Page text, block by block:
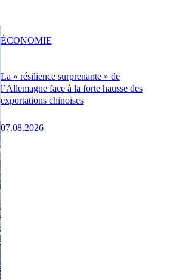
La « résilience surprenante » de
l’Allemagne face à la forte hausse des
exportations chinoises
07.08.2026
ÉCONOMIE